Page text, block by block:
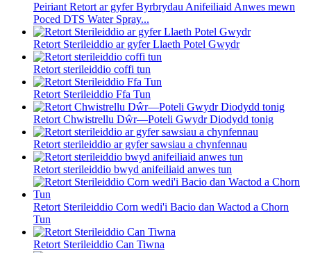
Peiriant Retort ar gyfer Byrbrydau Anifeiliaid Anwes mewn
Poced DTS Water Spray...
Retort Sterileiddio ar gyfer Llaeth Potel Gwydr
Retort sterileiddio coffi tun
Retort Sterileiddio Ffa Tun
Retort Chwistrellu Dŵr—Poteli Gwydr Diodydd tonig
Retort sterileiddio ar gyfer sawsiau a chynfennau
Retort sterileiddio bwyd anifeiliaid anwes tun
Retort Sterileiddio Corn wedi'i Bacio dan Wactod a Chorn
Tun
Retort Sterileiddio Can Tiwna